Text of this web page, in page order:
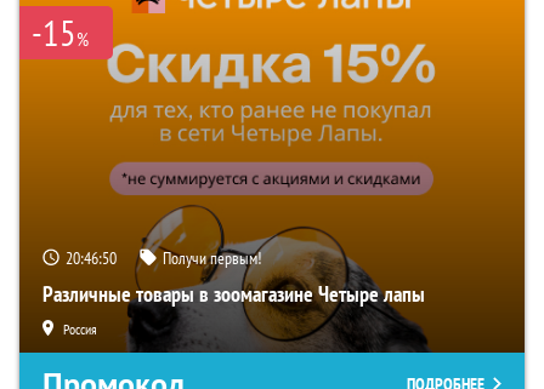
-15%
20:46:49 Получи первым!
Различные товары в зоомагазине Четыре лапы
Россия
ПОДРОБНЕЕ